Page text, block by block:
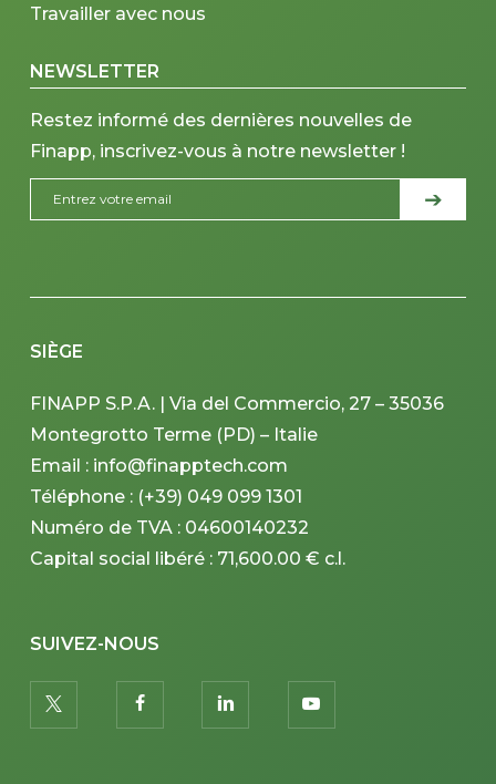
Travailler avec nous
NEWSLETTER
Restez informé des dernières nouvelles de
Finapp, inscrivez-vous à notre newsletter !
SIÈGE
FINAPP S.P.A. | Via del Commercio, 27 – 35036
Montegrotto Terme (PD) – Italie
Email : info@finapptech.com
Téléphone : (+39) 049 099 1301
Numéro de TVA : 04600140232
Capital social libéré : 71,600.00 € c.l.
SUIVEZ-NOUS
twitter facebooklinkedin youtube